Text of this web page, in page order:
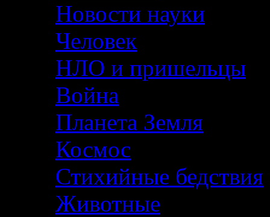
Новости науки
Человек
НЛО и пришельцы
Война
Планета Земля
Космос
Стихийные бедствия
Животные